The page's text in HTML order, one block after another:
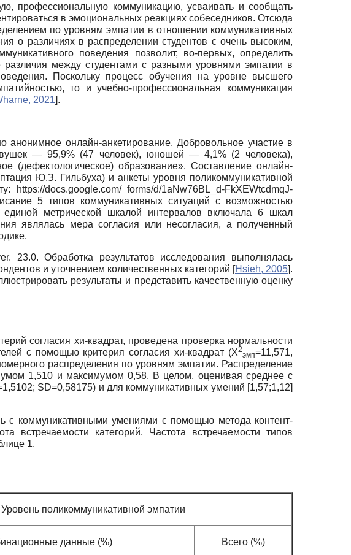
профессиональную коммуникацию, усваивать и сообщать
в эмоциональных реакциях собеседников. Отсюда
по уровням эмпатии в отношении коммуникативных
о различиях в распределении студентов с очень высоким,
поведения позволит, во-первых, определить
между студентами с разными уровнями эмпатии в
Поскольку процесс обучения на уровне высшего
то и учебно-профессиональная коммуникация
2021].
онлайн-анкетирование. Добровольное участие в
— 95,9% (47 человек), юношей — 4,1% (2 человека),
(дефектологическое) образование». Составление онлайн-
Ю.З. Гильбуха) и анкеты уровня поликоммуникативной
https://docs.google.com/ forms/d/1aNw76BL_d-FkXEWtcdmqJ-
5 типов коммуникативных ситуаций с возможностью
метрической шкалой интервалов включала 6 шкал
являлась мера согласия или несогласия, а полученный
23.0. Обработка результатов исследования выполнялась
и уточнением количественных категорий [Hsieh, 2005].
результаты и представить качественную оценку
согласия хи-квадрат, проведена проверка нормальности
с помощью критерия согласия хи-квадрат (Х2
эмп=11,571,
распределения по уровням эмпатии. Распределение
1,510 и максимумом 0,58. В целом, оценивая среднее с
SD=0,58175) и для коммуникативных умений [1,57;1,12]
с коммуникативными умениями с помощью метода контент-
встречаемости категорий. Частота встречаемости типов
1.
Уровень поликоммуникативной эмпатии
данные (%) Всего (%)